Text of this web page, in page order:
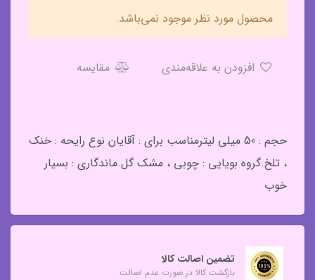
محصول مورد نظر موجود نمی‌باشد.
مقایسه
حجم : 50 میلی لیترمناسب برای : آقایان نوع رایحه : خنک
، تلخ.گروه بویایی : چوبی ، مشک گل.ماندگاری : بسیار
خوب
تضمین اصالت کالا
بازگشت کالا در صورت عدم اصالت